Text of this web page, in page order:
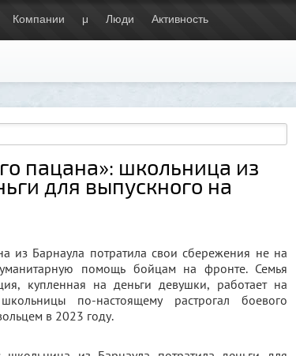
Компании μ Люди Активность
пацана»: школьница из
для выпускного на
из Барнаула потратила свои сбережения не на
помощь бойцам на фронте. Семья
купленная на деньги девушки, работает на
по-настоящему растрогал боевого
в 2023 году.